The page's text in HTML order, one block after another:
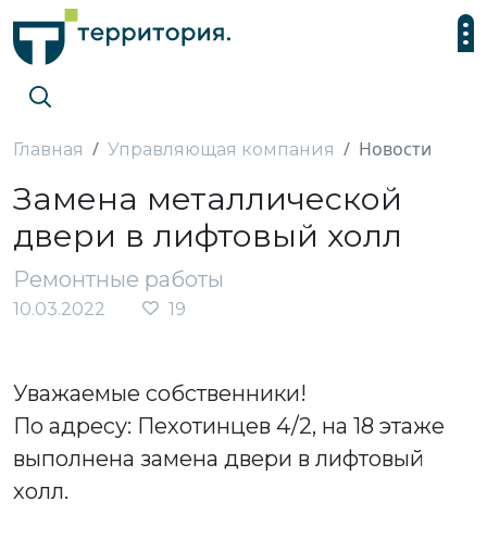
Главная Управляющая компания Новости
Замена металлической
двери в лифтовый холл
Ремонтные работы
10.03.2022 19
Уважаемые собственники!
По адресу: Пехотинцев 4/2, на 18 этаже
выполнена замена двери в лифтовый
холл.